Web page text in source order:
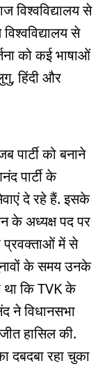
विश्वविद्यालय से
से
को कई भाषाओं
हिंदी और
को बनाने
पार्टी के
दे रहे हैं. इसके
के अध्यक्ष पद पर
प्रवक्ताओं में से
के समय उनके
था कि TVK के
ने विधानसभा
हासिल की.
रहा चुका